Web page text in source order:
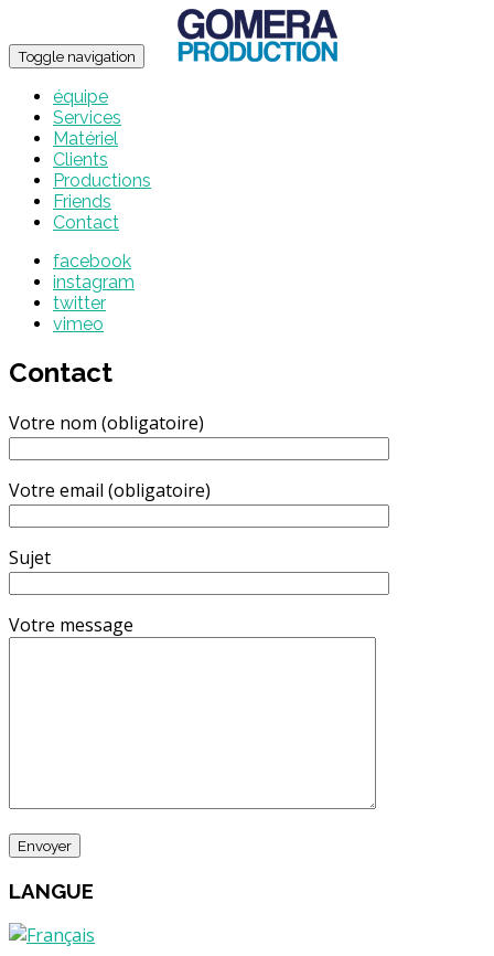
Toggle navigation
équipe
Services
Matériel
Clients
Productions
Friends
Contact
facebook
instagram
twitter
vimeo
Contact
Votre nom (obligatoire)
Votre email (obligatoire)
Sujet
Votre message
LANGUE